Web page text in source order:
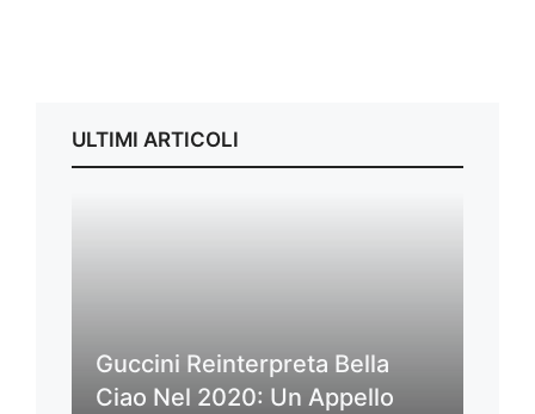
ULTIMI ARTICOLI
Guccini Reinterpreta Bella
Ciao Nel 2020: Un Appello